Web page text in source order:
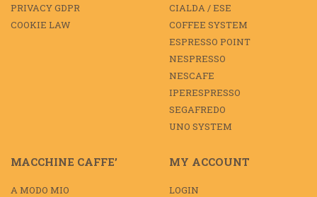
PRIVACY GDPR
COOKIE LAW
CIALDA / ESE
COFFEE SYSTEM
ESPRESSO POINT
NESPRESSO
NESCAFE
IPERESPRESSO
SEGAFREDO
UNO SYSTEM
MACCHINE CAFFE’
A MODO MIO
MY ACCOUNT
LOGIN